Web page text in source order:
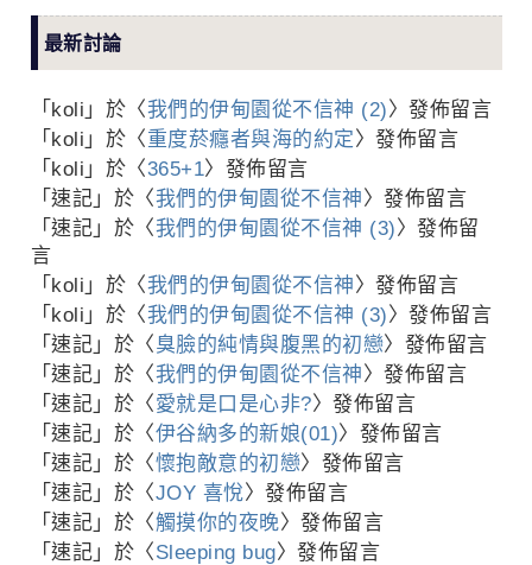
最新討論
「 koli 」於〈我們的伊甸園從不信神 (2) 〉發佈留言
「 koli 」於〈 重度菸癮者與海的約定 〉發佈留言
「 koli 」於〈365+1〉發佈留言
「 速記 」於〈我們的伊甸園從不信神 〉發佈留言
「 速記 」於〈我們的伊甸園從不信神 (3) 〉發佈留
言
「 koli 」於〈我們的伊甸園從不信神 〉發佈留言
「 koli 」於〈我們的伊甸園從不信神 (3) 〉發佈留言
「 速記 」於〈 臭臉的純情與腹黑的初戀〉發佈留言
「 速記 」於〈我們的伊甸園從不信神 〉發佈留言
「 速記 」於〈 愛就是口是心非?〉發佈留言
「 速記 」於〈伊谷納多的新娘(01)〉發佈留言
「 速記 」於〈懷抱敵意的初戀〉發佈留言
「 速記 」於〈JOY 喜悅〉發佈留言
「 速記 」於〈觸摸你的夜晚〉發佈留言
「 速記 」於〈 Sleeping bug〉發佈留言